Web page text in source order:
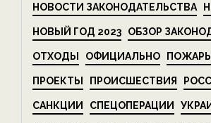
НОВОСТИ ЗАКОНОДАТЕЛЬСТВА
НОВЫЙ ГОД 2023 ОБЗОР
ОТХОДЫ ОФИЦИАЛЬНО
ПРОЕКТЫ ПРОИСШЕСТВИЯ
САНКЦИИ СПЕЦОПЕРАЦИИ